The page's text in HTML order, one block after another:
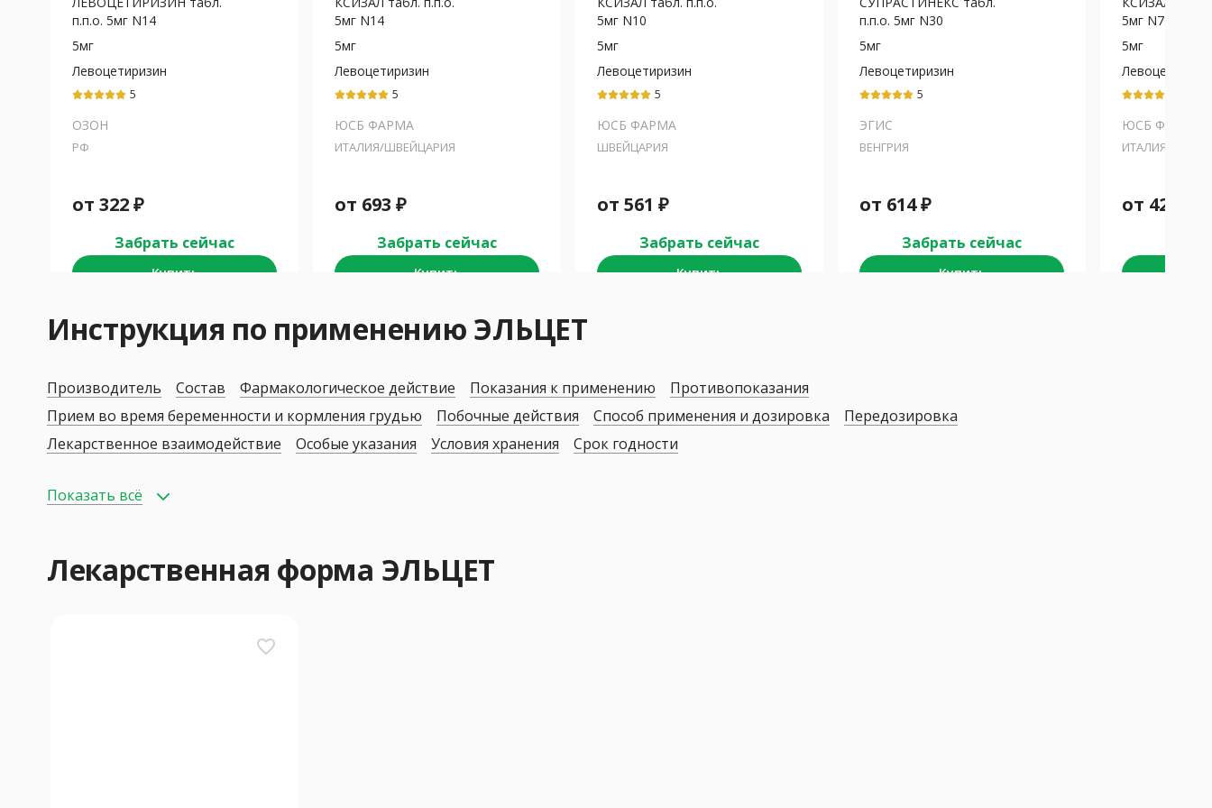
п.п.о. 5мг N14
5мг
Левоцетиризин
5
ОЗОН
РФ
от 322₽
Забрать сейчас
Купить
5мг N14
5мг
Левоцетиризин
5
ЮСБ ФАРМА
ИТАЛИЯ/ШВЕЙЦАРИЯ
от 693 ₽
Забрать сейчас
Купить
5мг N10
5мг
Левоцетиризин
5
ЮСБ ФАРМА
ШВЕЙЦАРИЯ
от 561 ₽
Забрать сейчас
Купить
п.п.о. 5мг N30
5мг
Левоцетиризин
5
ЭГИС
ВЕНГРИЯ
от 614₽
Забрать сейчас
Купить
5мг N7
5мг
ЮСБ ФАРМА
ИТАЛИЯ/
от 426
Инструкция по применению ЭЛЬЦЕТ
Производитель Состав Фармакологическое действие Показания к применению
Противопоказания
Прием во время беременности и кормления грудью
Побочные действия Способ применения и дозировка
Передозировка
Лекарственное взаимодействие
Особые указания Условия хранения Срок годности
Показать всё
Лекарственная форма ЭЛЬЦЕТ
favorite_border